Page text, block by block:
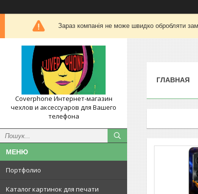
Зараз компанія не може швидко обробляти
Coverphone Интернет-магазин
чехлов и аксессуаров для Вашего
телефона
Портфолио
Каталог картинок для печати
ГЛАВНАЯ